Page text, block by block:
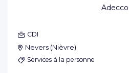
Adecco
CDI
Nevers (Nièvre)
Services à la personne